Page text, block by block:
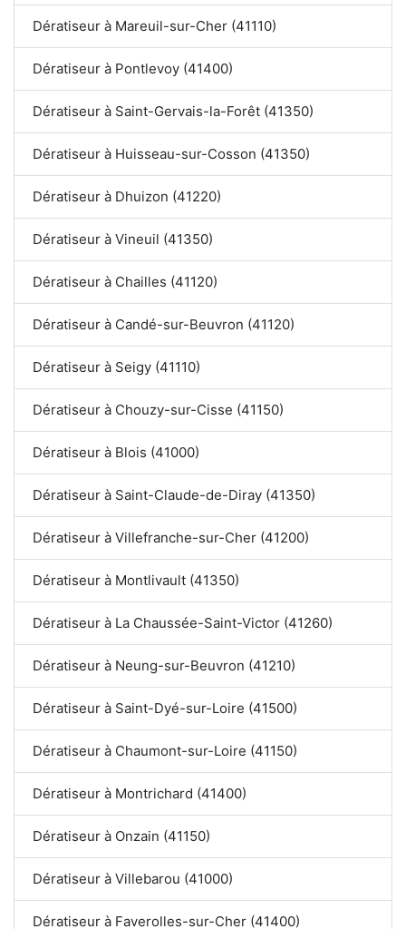
Dératiseur à Mareuil-sur-Cher (41110)
Dératiseur à Pontlevoy (41400)
Dératiseur à Saint-Gervais-la-Forêt (41350)
Dératiseur à Huisseau-sur-Cosson (41350)
Dératiseur à Dhuizon (41220)
Dératiseur à Vineuil (41350)
Dératiseur à Chailles (41120)
Dératiseur à Candé-sur-Beuvron (41120)
Dératiseur à Seigy (41110)
Dératiseur à Chouzy-sur-Cisse (41150)
Dératiseur à Blois (41000)
Dératiseur à Saint-Claude-de-Diray (41350)
Dératiseur à Villefranche-sur-Cher (41200)
Dératiseur à Montlivault (41350)
Dératiseur à La Chaussée-Saint-Victor (41260)
Dératiseur à Neung-sur-Beuvron (41210)
Dératiseur à Saint-Dyé-sur-Loire (41500)
Dératiseur à Chaumont-sur-Loire (41150)
Dératiseur à Montrichard (41400)
Dératiseur à Onzain (41150)
Dératiseur à Villebarou (41000)
Dératiseur à Faverolles-sur-Cher (41400)